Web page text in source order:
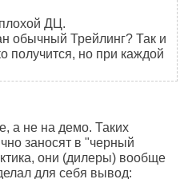
ДЦ.
обычный Трейлинг? Так и
получится, но при каждой
а не на демо. Таких
заносят в "черный
они (дилеры) вообще
для себя вывод: